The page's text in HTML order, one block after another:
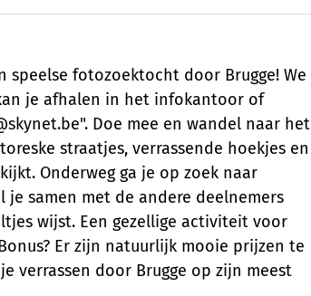
speelse fotozoektocht door Brugge! We
je afhalen in het infokantoor of
Doe mee en wandel naar het
straatjes, verrassende hoekjes en
Onderweg ga je op zoek naar
samen met de andere deelnemers
wijst. Een gezellige activiteit voor
Er zijn natuurlijk mooie prijzen te
verrassen door Brugge op zijn meest